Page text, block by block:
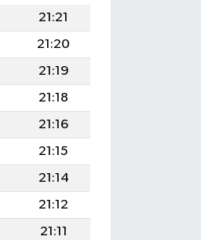
21:21
21:20
21:19
21:18
21:16
21:15
21:14
21:12
21:11